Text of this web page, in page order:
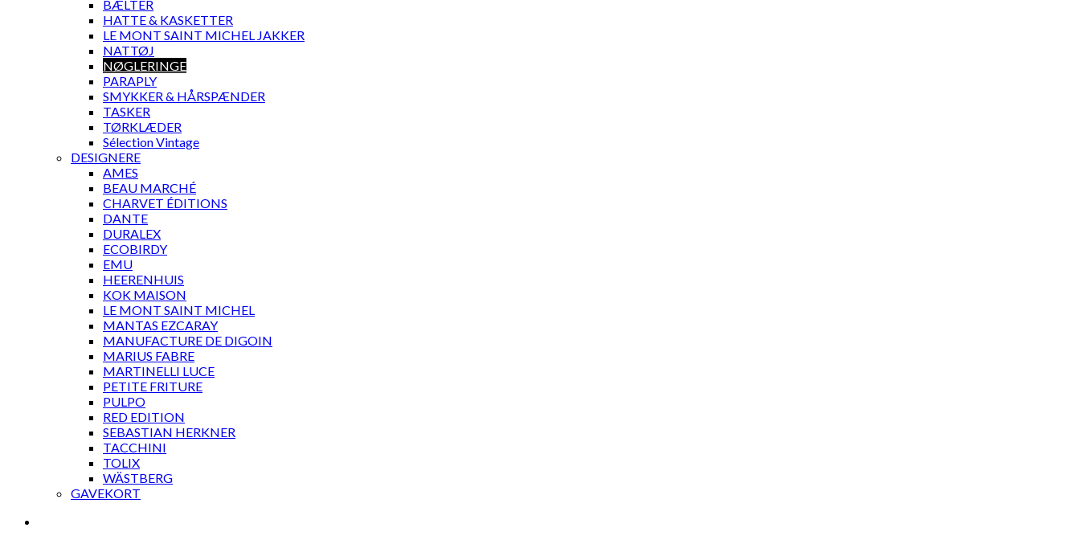
BÆLTER
HATTE & KASKETTER
LE MONT SAINT MICHEL JAKKER
NATTØJ
NØGLERINGE
PARAPLY
SMYKKER & HÅRSPÆNDER
TASKER
TØRKLÆDER
Sélection Vintage
DESIGNERE
AMES
BEAU MARCHÉ
CHARVET ÉDITIONS
DANTE
DURALEX
ECOBIRDY
EMU
HEERENHUIS
KOK MAISON
LE MONT SAINT MICHEL
MANTAS EZCARAY
MANUFACTURE DE DIGOIN
MARIUS FABRE
MARTINELLI LUCE
PETITE FRITURE
PULPO
RED EDITION
SEBASTIAN HERKNER
TACCHINI
TOLIX
WÄSTBERG
GAVEKORT